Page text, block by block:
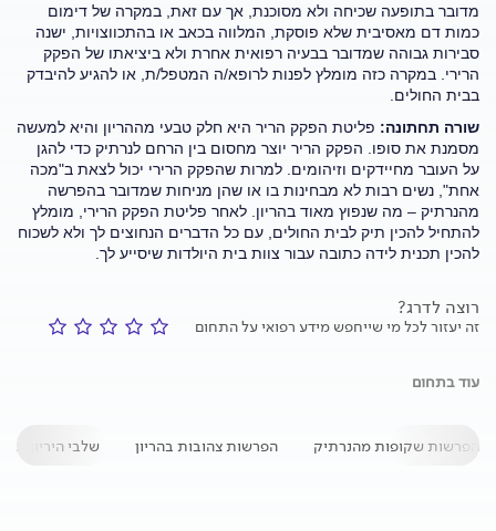
מדובר בתופעה שכיחה ולא מסוכנת, אך עם זאת, במקרה של דימום
כמות דם מאסיבית שלא פוסקת, המלווה בכאב או בהתכווצויות, ישנה
סבירות גבוהה שמדובר בבעיה רפואית אחרת ולא ביציאתו של הפקק
הרירי. במקרה כזה מומלץ לפנות לרופא/ה המטפל/ת, או להגיע להיבדק
בבית החולים.
שורה תחתונה: פליטת הפקק הריר היא חלק טבעי מההריון והיא למעשה
מסמנת את סופו. הפקק הריר יוצר מחסום בין הרחם לנרתיק כדי להגן
על העובר מחיידקים וזיהומים. למרות שהפקק הרירי יכול לצאת ב"מכה
אחת", נשים רבות לא מבחינות בו או שהן מניחות שמדובר בהפרשה
מהנרתיק – מה שנפוץ מאוד בהריון. לאחר פליטת הפקק הרירי, מומלץ
להתחיל להכין תיק לבית החולים, עם כל הדברים הנחוצים לך ולא לשכוח
להכין תכנית לידה כתובה עבור צוות בית היולדות שיסייע לך.
רוצה לדרג?
זה יעזור לכל מי שייחפש מידע רפואי על התחום
עוד בתחום
הפרשות שקופות מהנרתיק הפרשות צהובות בהריון שלבי היריון